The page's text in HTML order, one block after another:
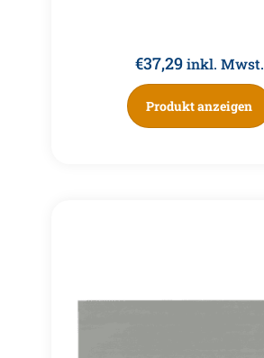
€37,29 inkl. Mwst.
Produkt anzeigen